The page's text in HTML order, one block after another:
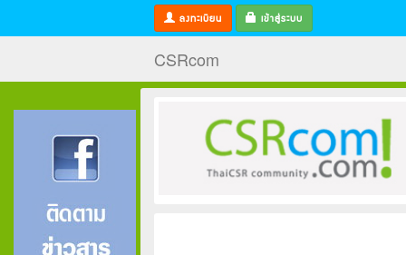
ลงทะเบียน เข้าสู่ระบบ
CSRcom